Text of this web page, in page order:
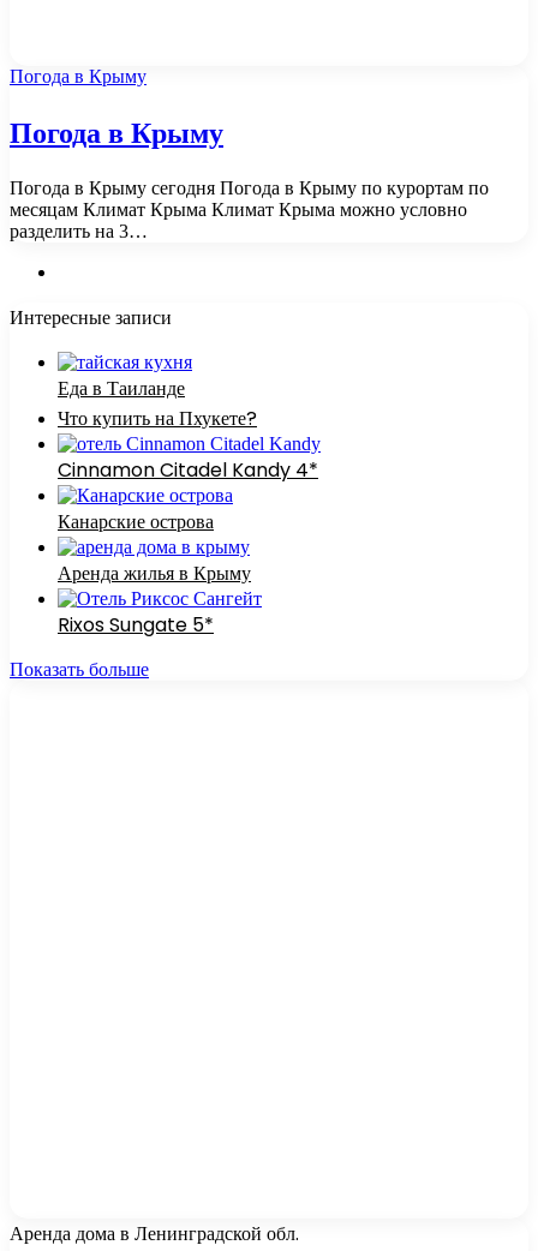
Погода в Крыму
Погода в Крыму
Погода в Крыму сегодня Погода в Крыму по курортам по
месяцам Климат Крыма Климат Крыма можно условно
разделить на 3…
Интересные записи
Еда в Таиланде
Что купить на Пхукете?
Cinnamon Citadel Kandy 4*
Канарские острова
Аренда жилья в Крыму
Rixos Sungate 5*
Показать больше
Аренда дома в Ленинградской обл.